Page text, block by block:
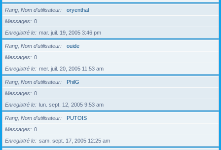
Rang, Nom d’utilisateur
oryenthal
Messages
0
Enregistré le
mar. juil. 19, 2005 3:46 pm
Rang, Nom d’utilisateur
ouide
Messages
0
Enregistré le
mer. juil. 20, 2005 11:53 am
Rang, Nom d’utilisateur
PhilG
Messages
0
Enregistré le
lun. sept. 12, 2005 9:53 am
Rang, Nom d’utilisateur
PUTOIS
Messages
0
Enregistré le
sam. sept. 17, 2005 12:25 am